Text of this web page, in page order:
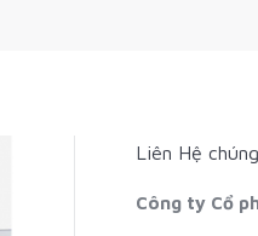
Liên Hệ
Công ty Cổ